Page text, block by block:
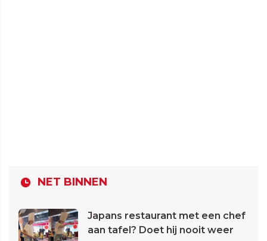
NET BINNEN
Japans restaurant met een chef
aan tafel? Doet hij nooit weer